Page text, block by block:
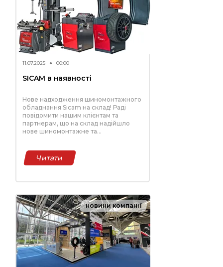
11.07.2025 ● 00:00
SICAM в наявності
Нове надходження шиномонтажного
обладнання Sicam на склад! Раді
повідомити нашим клієнтам та
партнерам, що на склад надійшло
нове шиномонтажне та
лідерів у галузі професійного
обладнання для СТО.
Читати
новини компанії